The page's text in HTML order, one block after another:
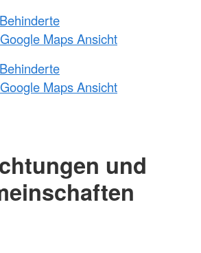
Maps Ansicht
Maps Ansicht
und